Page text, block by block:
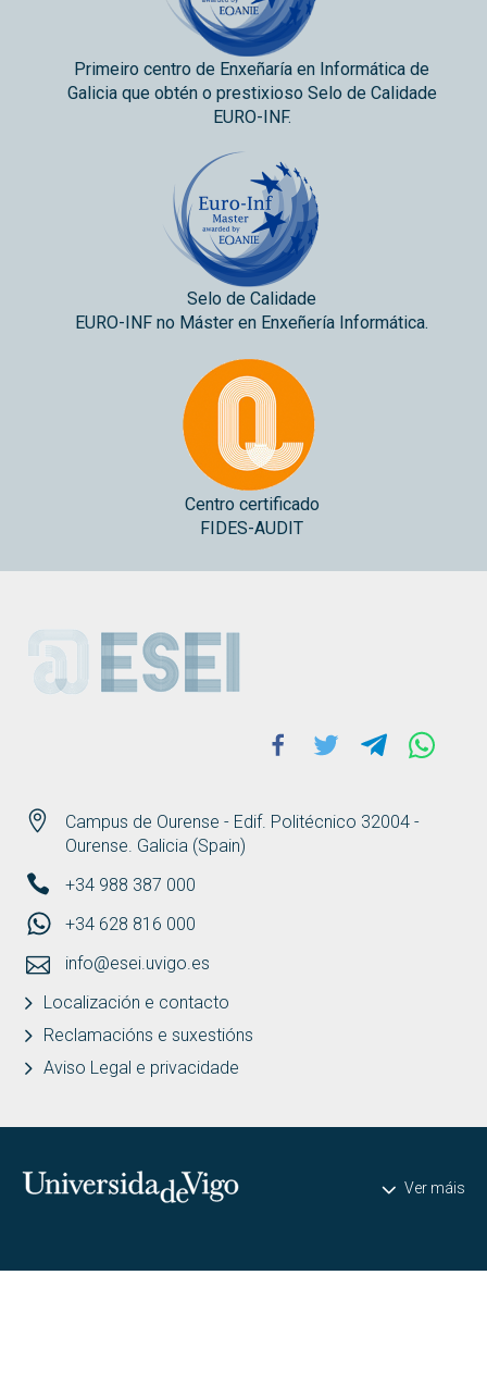
Primeiro centro de Enxeñaría en Informática de
Galicia que obtén o prestixioso Selo de Calidade
EURO-INF.
Selo de Calidade
EURO-INF no Máster en Enxeñería Informática.
Centro certificado
FIDES-AUDIT
ESEI
Campus de Ourense - Edif. Politécnico 32004 -
Ourense. Galicia (Spain)
+34 988 387 000
+34 628 816 000
info@esei.uvigo.es
Localización e contacto
Reclamacións e suxestións
Aviso Legal e privacidade
Facebook
Twitter Telegram
Universidade de Vigo Ver máis